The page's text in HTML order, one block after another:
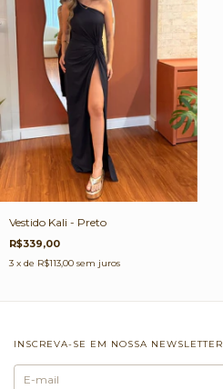
Vestido Kali - Preto
R$339,00
3 x de R$113,00 sem juros
INSCREVA-SE EM NOSSA NEWSLETTER